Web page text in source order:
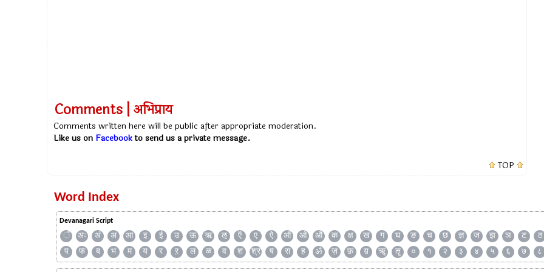
Comments | अभिप्राय
Comments written here will be public after appropriate moderation.
Like us on Facebookto send us a private message.
TOP
Word Index
Devanagari Script
ँ अः अं अ आ इ ई उ ऊ ऋ ऌ ऍ ए ऐ ऑ ओ औ क क्ष ख ग घ ङ च छ ज्ञ ज झ ञ ट ठ
प
फ ब भ म य र ऱ ल ळ व श श्र ष स ह ॐ ज़ फ़ य़ ॠ ॡ ० १ २ ३ ४ ५ ६ ७ ८